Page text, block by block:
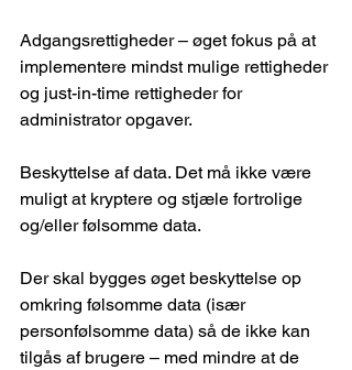
Adgangsrettigheder – øget fokus på at
implementere mindst mulige rettigheder
og just-in-time rettigheder for
administrator opgaver.
Beskyttelse af data. Det må ikke være
muligt at kryptere og stjæle fortrolige
og/eller følsomme data.
Der skal bygges øget beskyttelse op
omkring følsomme data (især
personfølsomme data) så de ikke kan
tilgås af brugere – med mindre at de